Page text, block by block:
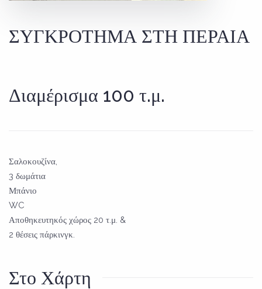
ΣΥΓΚΡΟΤΗΜΑ ΣΤΗ ΠΕΡΑΙΑ
Διαμέρισμα 100 τ.μ.
Σαλοκουζίνα,
3 δωμάτια
Μπάνιο
WC
Αποθηκευτηκός χώρος 20 τ.μ. &
2 θέσεις πάρκινγκ.
Στο Χάρτη